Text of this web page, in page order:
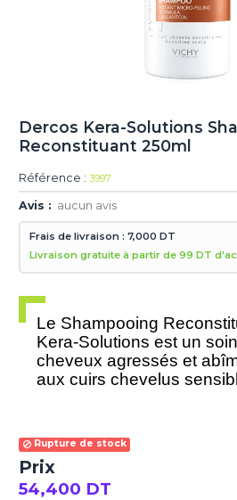
Dercos Kera-Solutions
Reconstituant 250ml
Référence : 3997
Avis : aucun avis
Frais de livraison : 7,000 DT
Livraison gratuite à partir de 99 DT
Le Shampooing
Kera-Solutions est un
cheveux agressés et
aux cuirs chevelus
Rupture de stock
Prix
54,400 DT